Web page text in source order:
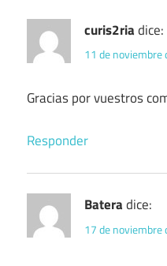
curis2riadice:
11 de noviembre
Gracias por vuestros
Responder
Bateradice:
17 de noviembre